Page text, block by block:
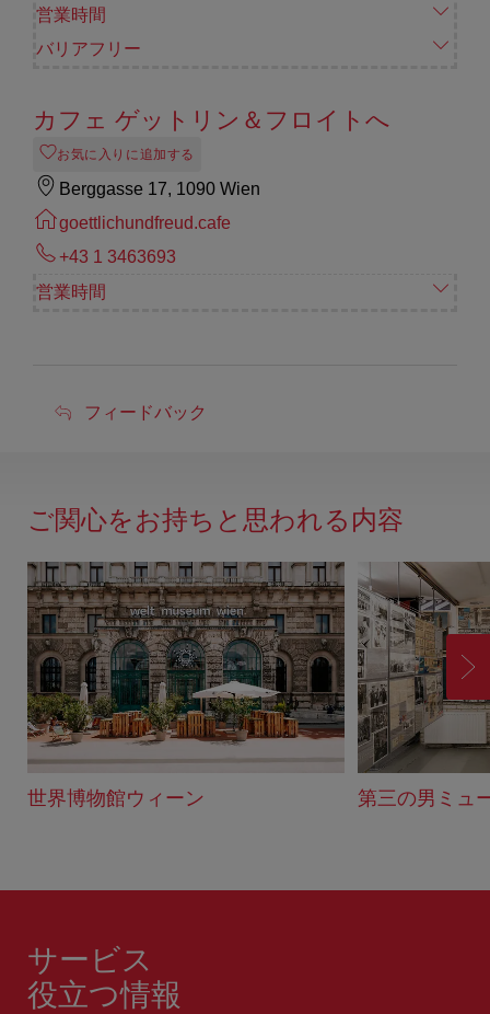
営業時間
バリアフリー
カフェ ゲットリン＆フロイトへ
お気に入りに追加する
Berggasse 17, 1090 Wien
goettlichundfreud.cafe
+43 1 3463693
営業時間
フ
ド
ッ
ク
フィードバック
ご関心をお持ちと思われる内容
世界博物館ウィーン 第三の男ミュ
進
む
サービス
役立つ情報